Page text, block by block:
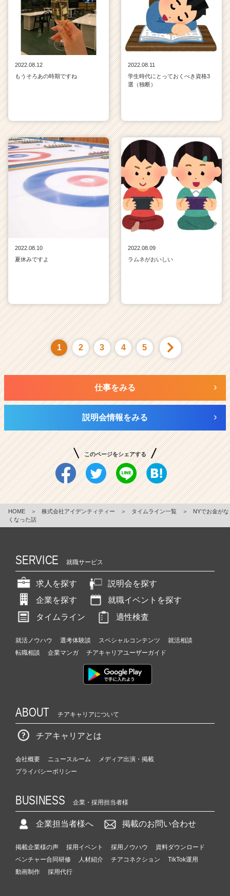
2022.08.12
もうそろあの時期ですね
2022.08.11
学生時代にとっておくべき資格3
選（独断）
2022.08.10
夏休みですよ
2022.08.09
ラムネがおいしい
1 2 3 4 5
仕事をみる
説明会情報をみる
このページをシェアする
HOME ＞ 株式会社アイデンティティー ＞ タイムライン一覧 ＞
NYでお金がな
くなった話
SERVICE 就職サービス
求人を探す
説明会を探す
企業を探す
就職イベントを探す
タイムライン
適性検査
就活ノウハウ 選考体験談 スペシャルコンテンツ
就活相談
転職相談
企業マンガ チアキャリアユーザーガイド
ABOUT チアキャリアについて
チアキャリアとは
会社概要 ニュースルーム
メディア出演・掲載
プライバシーポリシー
BUSINESS 企業・採用担当者様
企業担当者様へ 掲載のお問い合わせ
掲載企業様の声 採用イベント 採用ノウハウ
資料ダウンロード
ベンチャー合同研修
人材紹介 チアコネクション
TikTok運用
動画制作
採用代行